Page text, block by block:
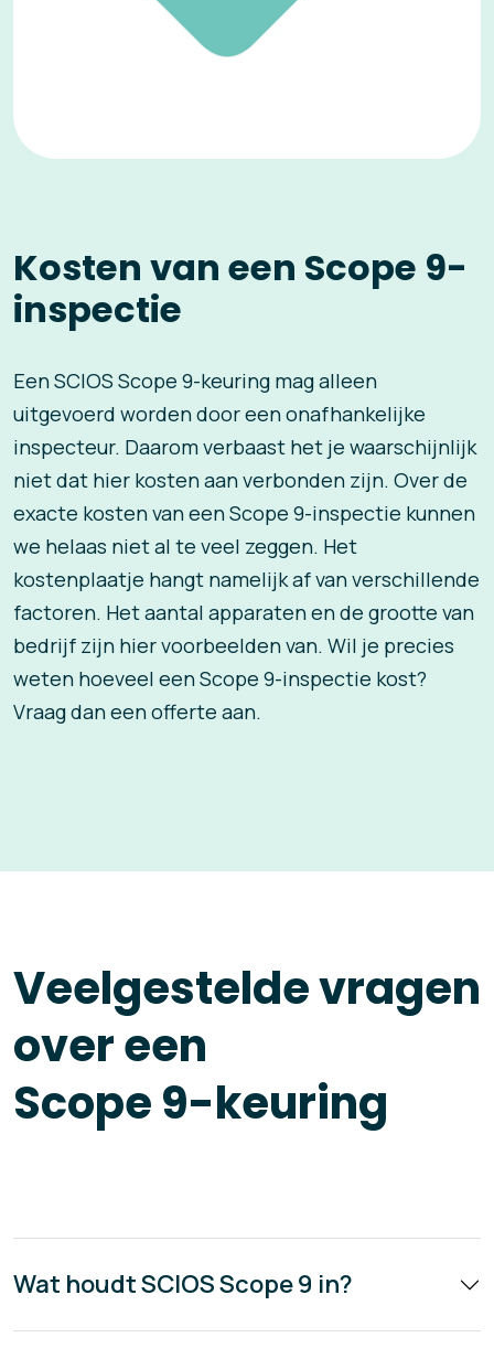
Kosten van een Scope 9-
inspectie
Een SCIOS Scope 9-keuring mag alleen
uitgevoerd worden door een onafhankelijke
inspecteur. Daarom verbaast het je waarschijnlijk
niet dat hier kosten aan verbonden zijn. Over de
exacte kosten van een Scope 9-inspectie kunnen
we helaas niet al te veel zeggen. Het
kostenplaatje hangt namelijk af van verschillende
factoren. Het aantal apparaten en de grootte van
bedrijf zijn hier voorbeelden van. Wil je precies
weten hoeveel een Scope 9-inspectie kost?
Vraag dan een offerte aan.
Veelgestelde vragen
over een
Scope 9-keuring
Wat houdt SCIOS Scope 9 in?